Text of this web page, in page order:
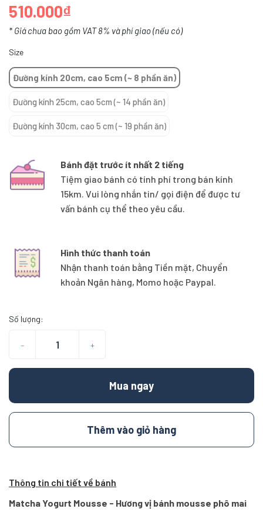
510.000₫
* Giá chưa bao gồm VAT 8% và phí giao (nếu có)
Size
Đường kính 20cm, cao 5cm (~ 8 phần ăn)
Đường kính 25cm, cao 5cm (~ 14 phần ăn)
Đường kính 30cm, cao 5 cm (~ 19 phần ăn)
Bánh đặt trước ít nhất 2 tiếng
Tiệm giao bánh có tính phí trong bán kính
15km. Vui lòng nhắn tin/ gọi điện để được tư
vấn bánh cụ thể theo yêu cầu.
Hình thức thanh toán
Nhận thanh toán bằng Tiền mặt, Chuyển
khoản Ngân hàng, Momo hoặc Paypal.
Số lượng:
– +
Mua ngay
Thêm vào giỏ hàng
Thông tin chi tiết về bánh
Matcha Yogurt Mousse - Hương vị bánh mousse phô mai